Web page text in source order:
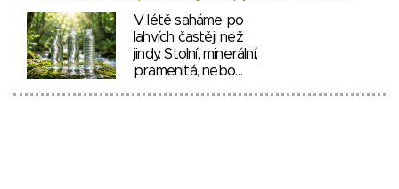
V létě saháme po
lahvích častěji než
jindy. Stolní, minerální,
pramenitá, nebo…